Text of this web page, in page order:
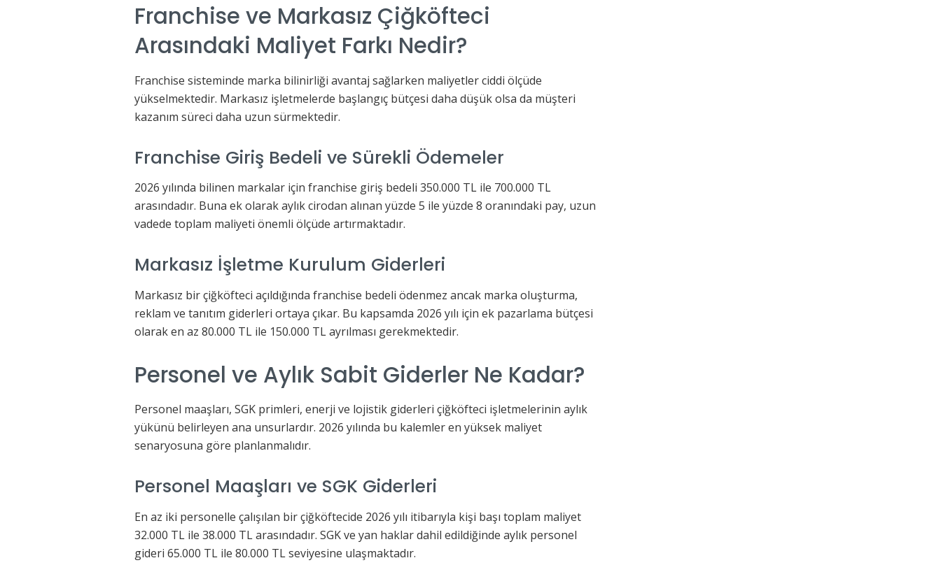
Franchise ve Markasız Çiğköfteci
Arasındaki Maliyet Farkı Nedir?
Franchise sisteminde marka bilinirliği avantaj sağlarken maliyetler ciddi ölçüde
yükselmektedir. Markasız işletmelerde başlangıç bütçesi daha düşük olsa da müşteri
kazanım süreci daha uzun sürmektedir.
Franchise Giriş Bedeli ve Sürekli Ödemeler
2026 yılında bilinen markalar için franchise giriş bedeli 350.000 TL ile 700.000 TL
arasındadır. Buna ek olarak aylık cirodan alınan yüzde 5 ile yüzde 8 oranındaki pay, uzun
vadede toplam maliyeti önemli ölçüde artırmaktadır.
Markasız İşletme Kurulum Giderleri
Markasız bir çiğköfteci açıldığında franchise bedeli ödenmez ancak marka oluşturma,
reklam ve tanıtım giderleri ortaya çıkar. Bu kapsamda 2026 yılı için ek pazarlama bütçesi
olarak en az 80.000 TL ile 150.000 TL ayrılması gerekmektedir.
Personel ve Aylık Sabit Giderler Ne Kadar?
Personel maaşları, SGK primleri, enerji ve lojistik giderleri çiğköfteci işletmelerinin aylık
yükünü belirleyen ana unsurlardır. 2026 yılında bu kalemler en yüksek maliyet
senaryosuna göre planlanmalıdır.
Personel Maaşları ve SGK Giderleri
En az iki personelle çalışılan bir çiğköftecide 2026 yılı itibarıyla kişi başı toplam maliyet
32.000 TL ile 38.000 TL arasındadır. SGK ve yan haklar dahil edildiğinde aylık personel
gideri 65.000 TL ile 80.000 TL seviyesine ulaşmaktadır.